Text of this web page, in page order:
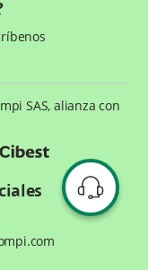
SAS, alianza con